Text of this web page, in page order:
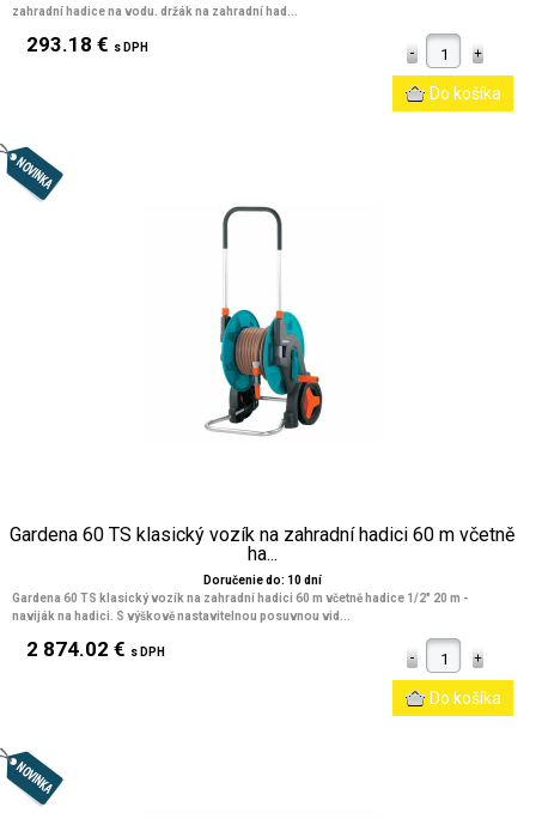
zahradní hadice na vodu. držák na zahradní had...
293.18 € s DPH
Gardena 60 TS klasický vozík na zahradní hadici 60 m včetně
ha...
Doručenie do: 10 dní
Gardena 60 TS klasický vozík na zahradní hadici 60 m včetně hadice 1/2" 20 m -
naviják na hadici. S výškově nastavitelnou posuvnou vid...
2 874.02 € s DPH